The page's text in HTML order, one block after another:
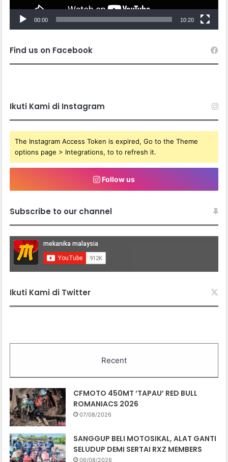
00:00 10:20
Find us on Facebook
Ikuti Kami di Instagram
The Instagram Access Token is expired, Go to the Theme
options page > Integrations, to to refresh it.
Follow us
Subscribe to our channel
Ikuti Kami di Twitter
Recent
CFMOTO 450MT ‘TAPAU’ RED BULL
ROMANIACS 2026
07/08/2026
SANGGUP BELI MOTOSIKAL, ALAT GANTI
SELUDUP DEMI SERTAI RXZ MEMBERS
06/08/2026